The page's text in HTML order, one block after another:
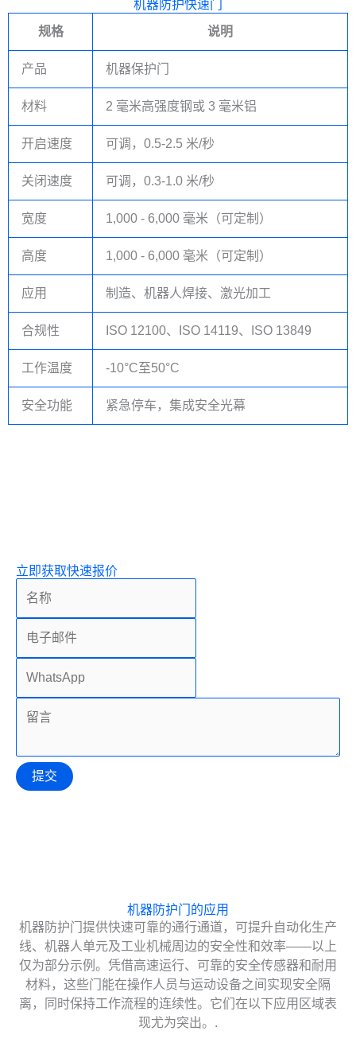
机器防护快速门
规格
说明
产品 机器保护门
材料 2 毫米高强度钢或 3 毫米铝
开启速度 可调，0.5-2.5 米/秒
关闭速度 可调，0.3-1.0 米/秒
宽度 1,000 - 6,000 毫米（可定制）
高度 1,000 - 6,000 毫米（可定制）
应用 制造、机器人焊接、激光加工
合规性 ISO 12100、ISO 14119、ISO 13849
工作温度 -10°C至50°C
安全功能 紧急停车，集成安全光幕
立即获取快速报价
提交
机器防护门的应用
机器防护门提供快速可靠的通行通道，可提升自动化生产
线、机器人单元及工业机械周边的安全性和效率——以上
仅为部分示例。凭借高速运行、可靠的安全传感器和耐用
材料，这些门能在操作人员与运动设备之间实现安全隔
离，同时保持工作流程的连续性。它们在以下应用区域表
现尤为突出。.